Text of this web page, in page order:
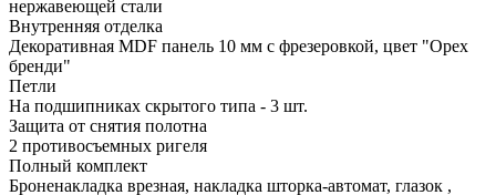
нержавеющей стали
Внутренняя отделка
Декоративная MDF панель 10 мм с фрезеровкой, цвет "Орех
бренди"
Петли
На подшипниках скрытого типа - 3 шт.
Защита от снятия полотна
2 противосъемных ригеля
Полный комплект
Броненакладка врезная, накладка шторка-автомат, глазок ,